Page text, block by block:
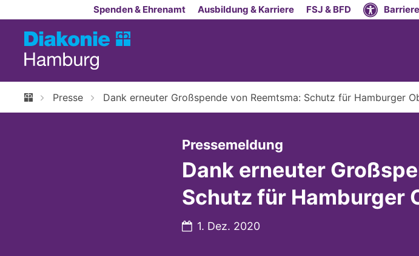
Zum Inhalt springenSpenden & Ehrenamt Ausbildung & Karriere FSJ & BFD
Presse Dank erneuter Großspende von Reemtsma: Schutz für Hamburger
Pressemeldung
Dank erneuter
Schutz für Hamburger
Datum:
1. Dez. 2020